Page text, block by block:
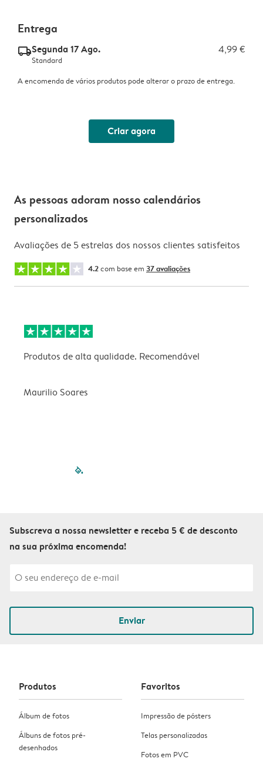
Entrega
delivery_standard_v2Segunda 17 Ago. 4,99 €
Standard
A encomenda de vários produtos pode alterar o prazo de entrega.
Criar agora
As pessoas adoram nosso calendários
personalizados
Avaliações de 5 estrelas dos nossos clientes satisfeitos
4.2com base em 37 avaliações
Produtos de alta qualidade. Recomendável
Maurilio Soares
filled-pagination
Subscreva a nossa newsletter e receba 5 € de desconto
na sua próxima encomenda!
Enviar
Produtos
Álbum de fotos
Álbuns de fotos pré-
desenhados
Favoritos
Impressão de pósters
Telas personalizadas
Fotos em PVC